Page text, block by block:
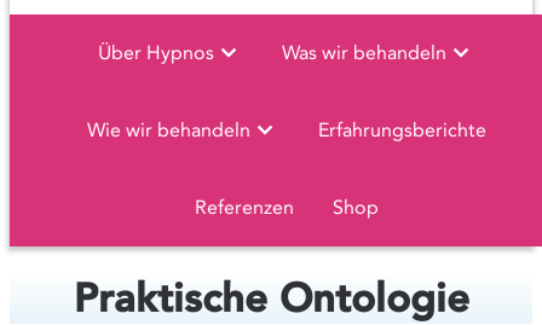
Über Hypnos Was wir behandeln
Wie wir behandeln Erfahrungsberichte
Referenzen Shop
Praktische Ontologie